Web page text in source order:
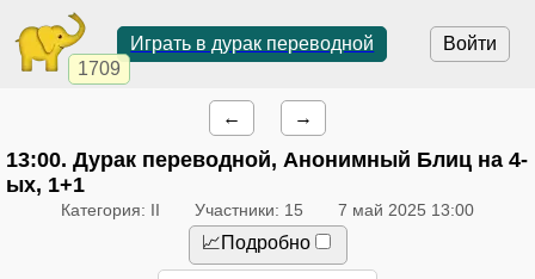
1709
Войти
Играть в дурак переводной
← →
13:00. Дурак переводной, Анонимный Блиц на 4-
ых, 1+1
Категория: II Участники: 15 7 май 2025 13:00
📈Подробно